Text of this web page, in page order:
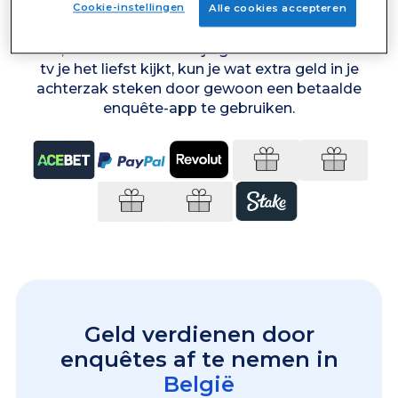
Gewoon door je mening te geven over actuele
zaken, welk afwasmiddel je gebruikt of naar welke
tv je het liefst kijkt, kun je wat extra geld in je
achterzak steken door gewoon een betaalde
enquête-app te gebruiken.
Geld verdienen door
enquêtes af te nemen in
België
Alle cookies accepteren
Cookie-instellingen